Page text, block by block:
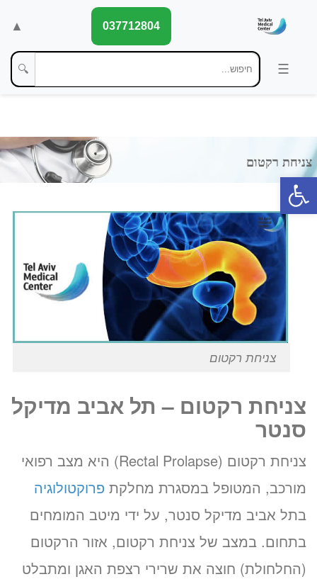
פתח סרגל נגישות
▲ 037712804
🔍
צניחת רקטום
צניחת רקטום – תל אביב מדיקל
סנטר
צניחת רקטום (Rectal Prolapse) היא מצב רפואי
מורכב, המטופל במסגרת מחלקת פרוקטולוגיה
בתל אביב מדיקל סנטר, על ידי מיטב המומחים
בתחום. במצב של צניחת רקטום, אזור הרקטום
(החלחולת) חוצה את שרירי רצפת האגן ומתבלט